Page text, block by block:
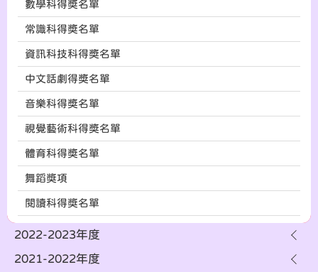
數學科得奬名單
常識科得奬名單
資訊科技科得奬名單
中文話劇得奬名單
音樂科得奬名單
視覺藝術科得奬名單
體育科得奬名單
舞蹈獎項
閱讀科得獎名單
2022-2023年度
2021-2022年度